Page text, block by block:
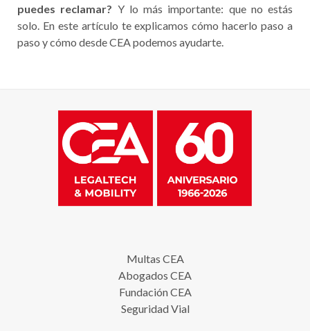
puedes reclamar? Y lo más importante: que no estás
solo. En este artículo te explicamos cómo hacerlo paso a
paso y cómo desde CEA podemos ayudarte.
Multas CEA
Abogados CEA
Fundación CEA
Seguridad Vial